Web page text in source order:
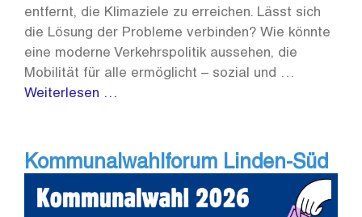
entfernt, die Klimaziele zu erreichen. Lässt sich
die Lösung der Probleme verbinden? Wie könnte
eine moderne Verkehrspolitik aussehen, die
Mobilität für alle ermöglicht – sozial und …
Weiterlesen …
Kommunalwahlforum Linden-Süd